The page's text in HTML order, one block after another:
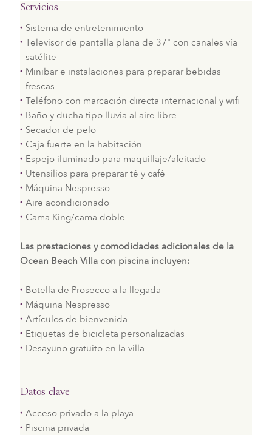
Servicios
Sistema de entretenimiento
Televisor de pantalla plana de 37" con canales vía
satélite
Minibar e instalaciones para preparar bebidas
frescas
Teléfono con marcación directa internacional y wifi
Baño y ducha tipo lluvia al aire libre
Secador de pelo
Caja fuerte en la habitación
Espejo iluminado para maquillaje/afeitado
Utensilios para preparar té y café
Máquina Nespresso
Aire acondicionado
Cama King/cama doble
Las prestaciones y comodidades adicionales de la
Ocean Beach Villa con piscina incluyen:
Botella de Prosecco a la llegada
Máquina Nespresso
Artículos de bienvenida
Etiquetas de bicicleta personalizadas
Desayuno gratuito en la villa
Datos clave
Acceso privado a la playa
Piscina privada